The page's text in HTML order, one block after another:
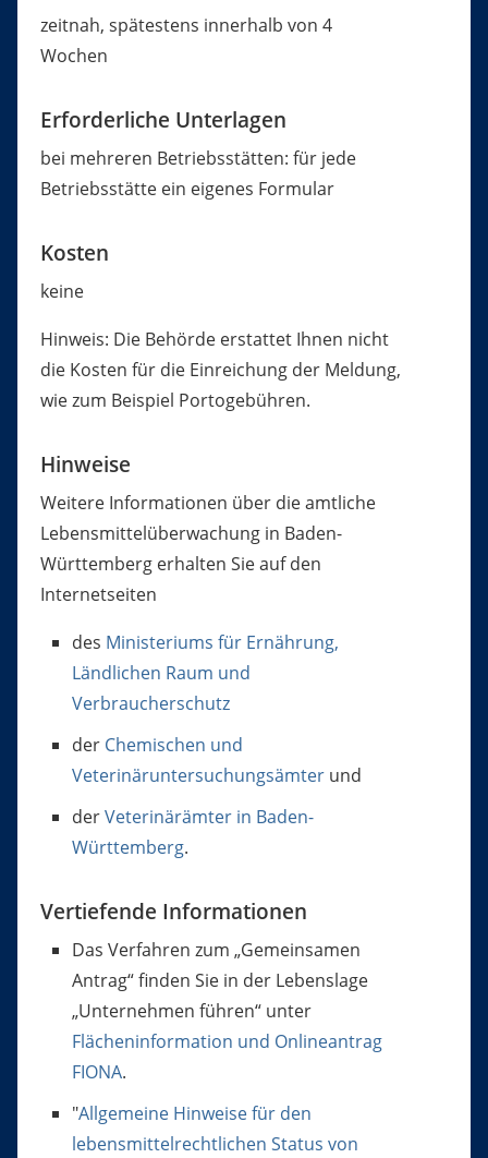
zeitnah, spätestens innerhalb von 4
Wochen
Erforderliche Unterlagen
bei mehreren Betriebsstätten: für jede
Betriebsstätte ein eigenes Formular
Kosten
keine
Hinweis: Die Behörde erstattet Ihnen nicht
die Kosten für die Einreichung der Meldung,
wie zum Beispiel Portogebühren.
Hinweise
Weitere Informationen über die amtliche
Lebensmittelüberwachung in Baden-
Württemberg erhalten Sie auf den
Internetseiten
des Ministeriums für Ernährung,
Ländlichen Raum und
Verbraucherschutz
der Chemischen und
Veterinäruntersuchungsämterund
derVeterinärämter in Baden-
Württemberg.
Vertiefende Informationen
Das Verfahren zum „Gemeinsamen
Antrag“ finden Sie in der Lebenslage
„Unternehmen führen“ unter
Flächeninformation und Onlineantrag
FIONA.
"Allgemeine Hinweise für den
lebensmittelrechtlichen Status von